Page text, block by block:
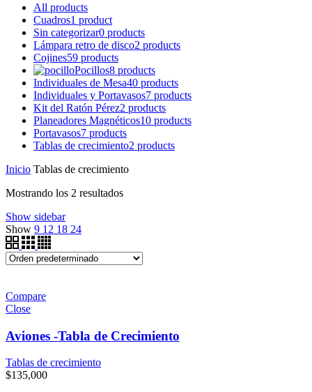
All products
Cuadros1 product
Sin categorizar0 products
Lámpara retro de disco2 products
Cojines59 products
Pocillos8 products
Individuales de Mesa40 products
Individuales y Portavasos7 products
Kit del Ratón Pérez2 products
Planeadores Magnéticos10 products
Portavasos7 products
Tablas de crecimiento2 products
Inicio Tablas de crecimiento
Mostrando los 2 resultados
Show sidebar
Show 9 12 18 24
Compare
Close
Aviones -Tabla de Crecimiento
Tablas de crecimiento
$135,000